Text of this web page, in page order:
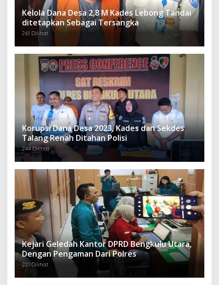
Kelola Dana Desa 2,8 M Kades Lebong Tandai
ditetapkan Sebagai Tersangka
261 Dilihat
Korupsi Dana Desa 2023, Kades dan Sekdes
Talang Renah Ditahan Polisi
244 Dilihat
Kejari Geledah Kantor DPRD Bengkulu Utara,
Dengan Pengaman Dari Polres
221 Dilihat